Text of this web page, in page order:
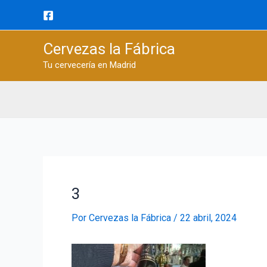
Cervezas la Fábrica
Tu cervecería en Madrid
3
Por Cervezas la Fábrica / 22 abril, 2024